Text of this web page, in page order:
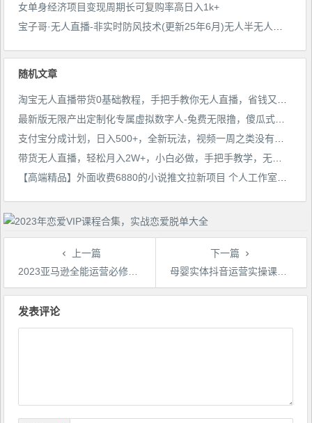
女单身经济项目变现周期长可复购率高日入1k+
随机文章
上一篇
2023亚马逊全能运营必修课，全面认识亚马逊平台+精品化选品+CPC广告的极致打法
下一篇
母婴实体抖音运营实操课，母婴行业/个人ip/母婴实体同城号，帮助母婴实体在短视频做出新增长
文
发表评论